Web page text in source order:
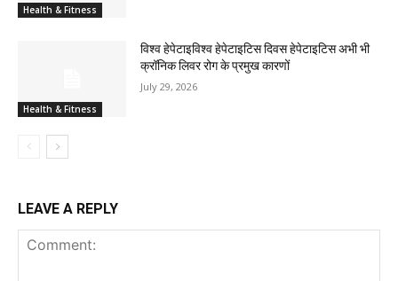
Health & Fitness
Health & Fitness
विश्व हेपेटाइविश्व हेपेटाइटिस दिवस हेपेटाइटिस अभी भी
क्रॉनिक लिवर रोग के प्रमुख कारणों
July 29, 2026
LEAVE A REPLY